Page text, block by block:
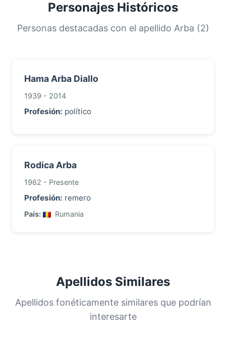
Esta distribución nos ayuda a comprender los
orígenes y la historia migratoria de las familias
Personajes Históricos
Personas destacadas con el apellido Arba (2)
Hama Arba Diallo
1939 - 2014
Profesión: político
Rodica Arba
1962 - Presente
Profesión: remero
País: Rumania
Apellidos Similares
Apellidos fonéticamente similares que podrían
interesarte